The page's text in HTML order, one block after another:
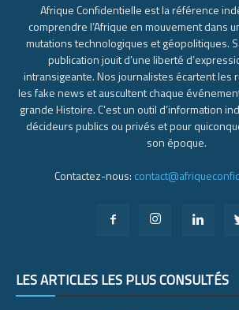
Afrique Confidentielle est la référence
comprendre l’Afrique en mouvement dans
mutations technologiques et géopolitiques.
publication jouit d’une liberté
intransigeante. Nos journalistes écartent les
les fake news et auscultent chaque
grande Histoire. C’est un outil d’information
décideurs publics ou privés et pour
son époque.
Contactez-nous:
LES ARTICLES LES PLUS CONSULTÉS